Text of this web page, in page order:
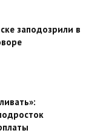
заподозрили в